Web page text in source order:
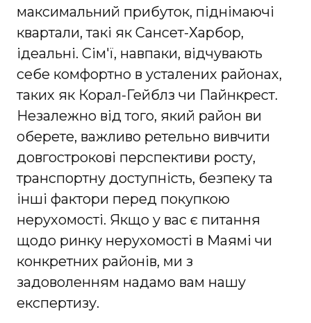
максимальний прибуток, піднімаючі
квартали, такі як Сансет-Харбор,
ідеальні. Сім'ї, навпаки, відчувають
себе комфортно в усталених районах,
таких як Корал-Гейблз чи Пайнкрест.
Незалежно від того, який район ви
оберете, важливо ретельно вивчити
довгострокові перспективи росту,
транспортну доступність, безпеку та
інші фактори перед покупкою
нерухомості. Якщо у вас є питання
щодо ринку нерухомості в Маямі чи
конкретних районів, ми з
задоволенням надамо вам нашу
експертизу.